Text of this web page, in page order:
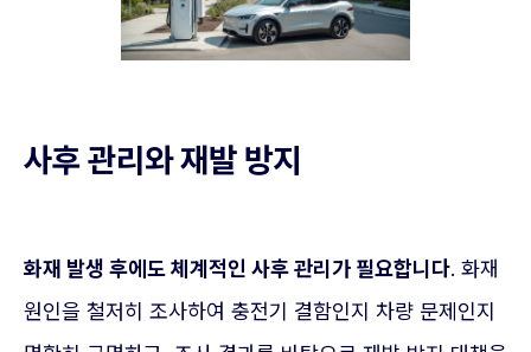
사후 관리와 재발 방지
화재 발생 후에도 체계적인 사후 관리가 필요합니다. 화재
원인을 철저히 조사하여 충전기 결함인지 차량 문제인지